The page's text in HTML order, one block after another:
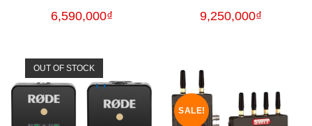
6,590,000₫ 9,250,000₫
OUT OF STOCK
SALE!